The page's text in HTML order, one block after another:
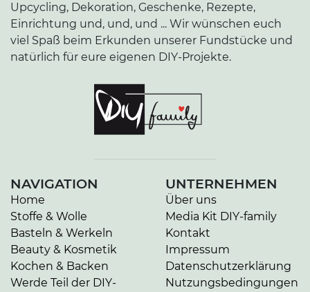
Upcycling, Dekoration, Geschenke, Rezepte,
Einrichtung und, und, und ... Wir wünschen euch
viel Spaß beim Erkunden unserer Fundstücke und
natürlich für eure eigenen DIY-Projekte.
NAVIGATION
Home
Stoffe & Wolle
Basteln & Werkeln
Beauty & Kosmetik
Kochen & Backen
Werde Teil der DIY-
UNTERNEHMEN
Über uns
Media Kit DIY-family
Kontakt
Impressum
Da­ten­schutz­er­klä­rung
Nut­zungs­be­din­gun­gen